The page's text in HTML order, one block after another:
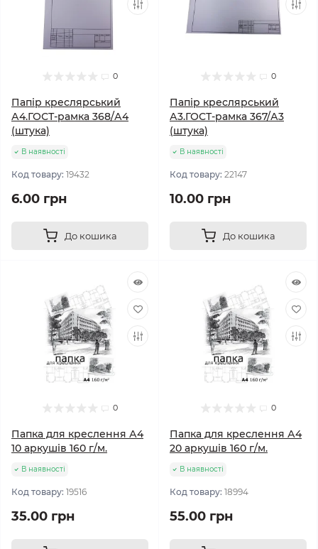
0
Папір креслярський
А4.ГОСТ-рамка 368/А4
(штука)
В наявності
Код товару: 19432
6.00 грн
До кошика
0
Папір креслярський
А3.ГОСТ-рамка 367/А3
(штука)
В наявності
Код товару: 22147
10.00 грн
До кошика
0
Папка для креслення А4
10 аркушів 160 г/м.
В наявності
Код товару: 19516
35.00 грн
0
Папка для креслення А4
20 аркушів 160 г/м.
В наявності
Код товару: 18994
55.00 грн